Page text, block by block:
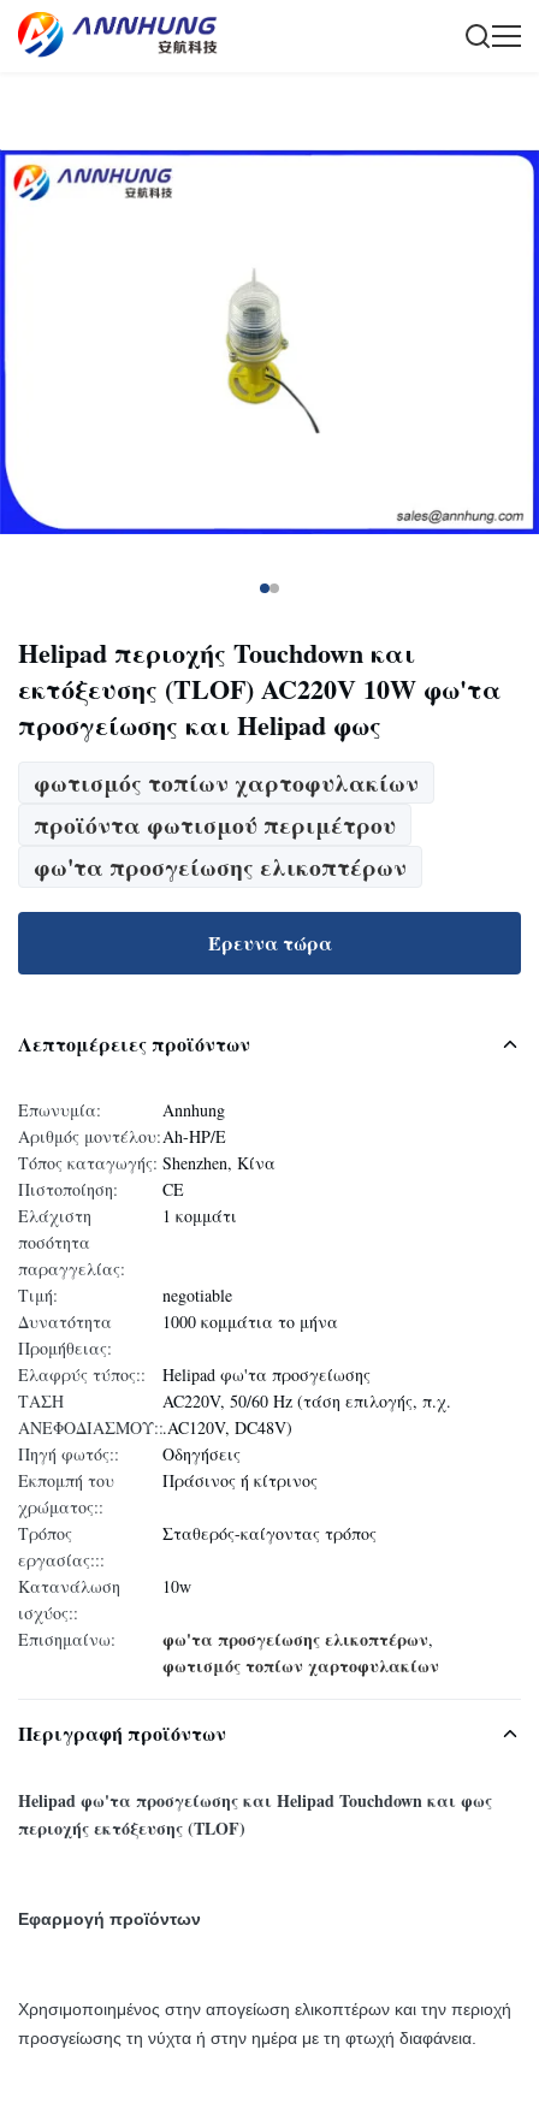
Helipad περιοχής Touchdown και
εκτόξευσης (TLOF) AC220V 10W φω'τα
προσγείωσης και Helipad φως
φωτισμός τοπίων χαρτοφυλακίων
προϊόντα φωτισμού περιμέτρου
φω'τα προσγείωσης ελικοπτέρων
Έρευνα τώρα
Λεπτομέρειες προϊόντων
Επωνυμία:
Annhung
Αριθμός μοντέλου:Ah-HP/E
Τόπος καταγωγής: Shenzhen, Κίνα
Πιστοποίηση:
CE
Ελάχιστη
ποσότητα
παραγγελίας:
1 κομμάτι
Τιμή:
negotiable
Δυνατότητα
Προμήθειας:
1000 κομμάτια το μήνα
Ελαφρύς τύπος::
Helipad φω'τα προσγείωσης
ΤΑΣΗ
ΑΝΕΦΟΔΙΑΣΜΟΥ::
AC220V, 50/60 Hz (τάση επιλογής, π.χ.
.AC120V, DC48V)
Πηγή φωτός::
Οδηγήσεις
Εκπομπή του
χρώματος::
Πράσινος ή κίτρινος
Τρόπος
εργασίας:::
Σταθερός-καίγοντας τρόπος
Κατανάλωση
ισχύος::
10w
Επισημαίνω: φω'τα προσγείωσης ελικοπτέρων,
φωτισμός τοπίων χαρτοφυλακίων
Περιγραφή προϊόντων
Helipad φω'τα προσγείωσης και Helipad Touchdown και φως
περιοχής εκτόξευσης (TLOF)
Εφαρμογή προϊόντων
Χρησιμοποιημένος στην απογείωση ελικοπτέρων και την περιοχή
προσγείωσης τη νύχτα ή στην ημέρα με τη φτωχή διαφάνεια.